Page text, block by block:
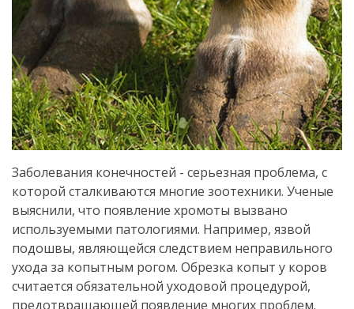
Заболевания конечностей - серьезная проблема, с
которой сталкиваются многие зоотехники. Ученые
выяснили, что появление хромоты вызвано
используемыми патологиями. Например, язвой
подошвы, являющейся следствием неправильного
ухода за копытным рогом. Обрезка копыт у коров
считается обязательной уходовой процедурой,
предотвращающей появление многих проблем.